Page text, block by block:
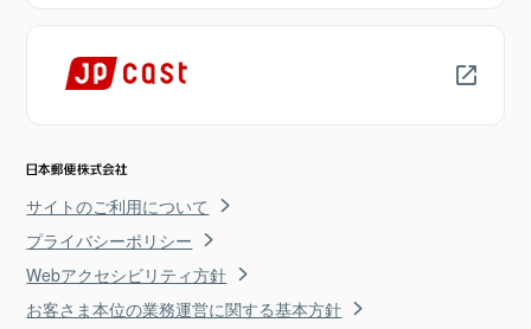
サイトのご利用について
プライバシーポリシー
Webアクセシビリティ方針
お客さま本位の業務運営に関する基本方針